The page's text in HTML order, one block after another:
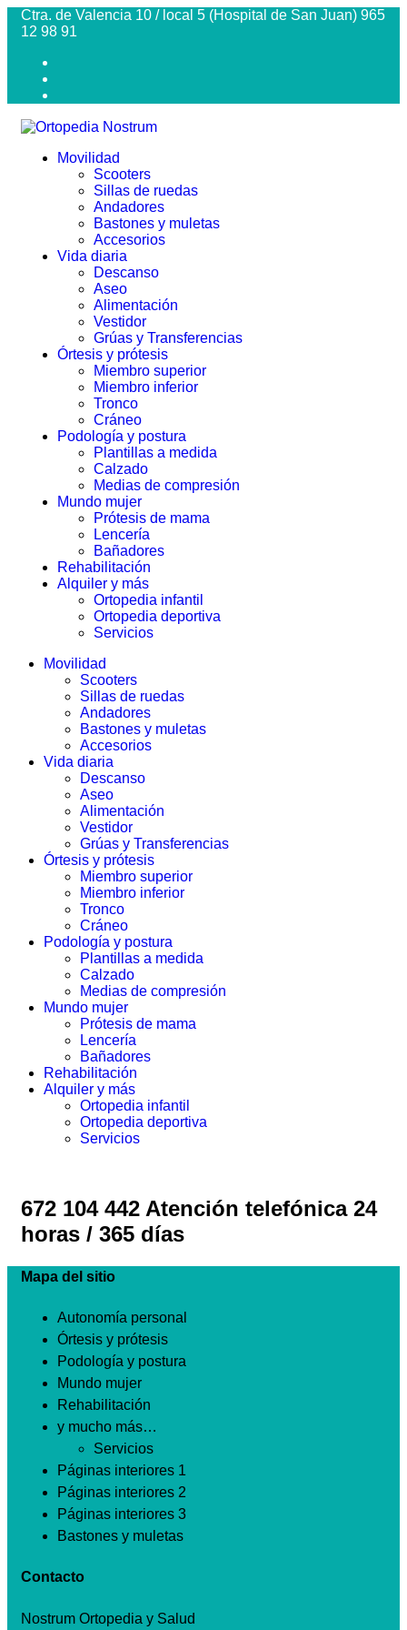
Ctra. de Valencia 10 / local 5 (Hospital de San Juan) 965
12 98 91
Movilidad
Scooters
Sillas de ruedas
Andadores
Bastones y muletas
Accesorios
Vida diaria
Descanso
Aseo
Alimentación
Vestidor
Grúas y Transferencias
Órtesis y prótesis
Miembro superior
Miembro inferior
Tronco
Cráneo
Podología y postura
Plantillas a medida
Calzado
Medias de compresión
Mundo mujer
Prótesis de mama
Lencería
Bañadores
Rehabilitación
Alquiler y más
Ortopedia infantil
Ortopedia deportiva
Servicios
Movilidad
Scooters
Sillas de ruedas
Andadores
Bastones y muletas
Accesorios
Vida diaria
Descanso
Aseo
Alimentación
Vestidor
Grúas y Transferencias
Órtesis y prótesis
Miembro superior
Miembro inferior
Tronco
Cráneo
Podología y postura
Plantillas a medida
Calzado
Medias de compresión
Mundo mujer
Prótesis de mama
Lencería
Bañadores
Rehabilitación
Alquiler y más
Ortopedia infantil
Ortopedia deportiva
Servicios
672 104 442 Atención telefónica 24
horas / 365 días
Mapa del sitio
Autonomía personal
Órtesis y prótesis
Podología y postura
Mundo mujer
Rehabilitación
y mucho más…
Servicios
Páginas interiores 1
Páginas interiores 2
Páginas interiores 3
Bastones y muletas
Contacto
Nostrum Ortopedia y Salud